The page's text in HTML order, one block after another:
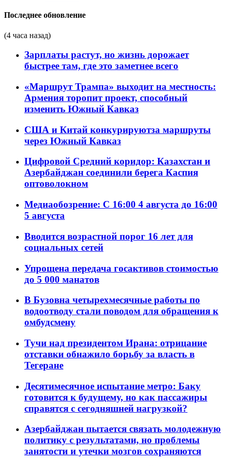
Последнее обновление
(4 часа назад)
Зарплаты растут, но жизнь дорожает
быстрее там, где это заметнее всего
«Маршрут Трампа» выходит на местность:
Армения торопит проект, способный
изменить Южный Кавказ
США и Китай конкурируютза маршруты
через Южный Кавказ
Цифровой Средний коридор: Казахстан и
Азербайджан соединили берега Каспия
оптоволокном
Медиаобозрение: С 16:00 4 августа до 16:00
5 августа
Вводится возрастной порог 16 лет для
социальных сетей
Упрощена передача госактивов стоимостью
до 5 000 манатов
В Бузовна четырехмесячные работы по
водоотводу стали поводом для обращения к
омбудсмену
Тучи над президентом Ирана: отрицание
отставки обнажило борьбу за власть в
Тегеране
Десятимесячное испытание метро: Баку
готовится к будущему, но как пассажиры
справятся с сегодняшней нагрузкой?
Азербайджан пытается связать молодежную
политику с результатами, но проблемы
занятости и утечки мозгов сохраняются